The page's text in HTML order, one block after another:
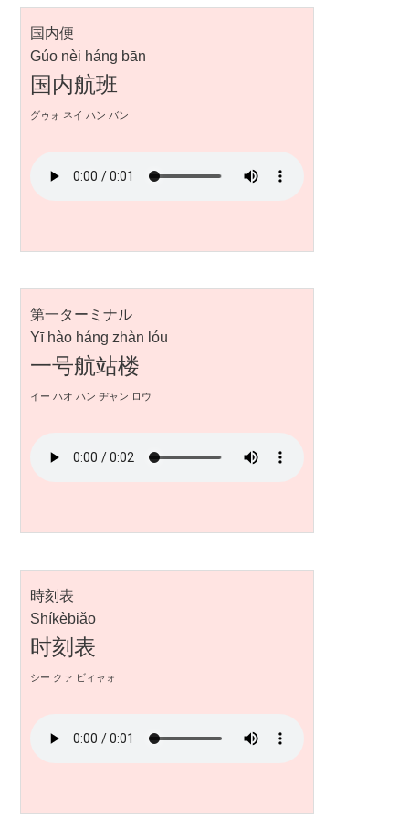
国内便
Gúo nèi háng bān
国内航班
グゥォ ネイ ハン バン
第一ターミナル
Yī hào háng zhàn lóu
一号航站楼
イー ハオ ハン ヂャン ロウ
時刻表
Shíkèbiǎo
时刻表
シー クァ ビィャォ